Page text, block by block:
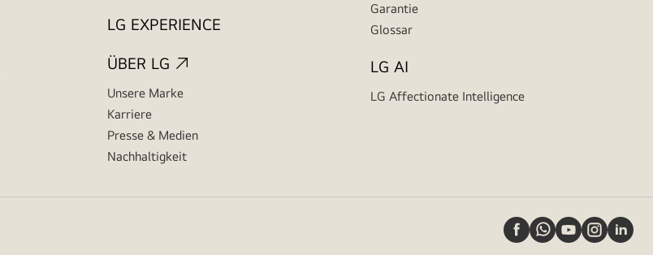
LG EXPERIENCE
ÜBER LG
Unsere Marke
Karriere
Presse & Medien
Nachhaltigkeit
Garantie
Glossar
LG AI
LG Affectionate Intelligence